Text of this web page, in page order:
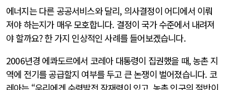
에너지는 다른 공공서비스와 달리, 의사결정이 어디에서 이뤄
져야 하는지가 매우 모호합니다. 결정이 국가 수준에서 내려져
야 할까요? 한 가지 인상적인 사례를 들어보겠습니다.
2006년경 에콰도르에서 코레아 대통령이 집권했을 때, 농촌 지
역에 전기를 공급할지 여부를 두고 큰 논쟁이 벌어졌습니다. 코